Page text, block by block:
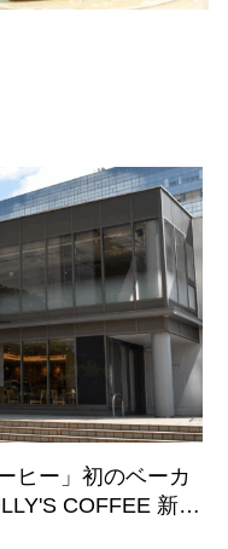
ヒー」初のベーカ
COFFEE 新宿